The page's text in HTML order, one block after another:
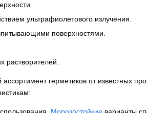
ультрафиолетового излучения.
поверхностями.
растворителей.
герметиков от известных